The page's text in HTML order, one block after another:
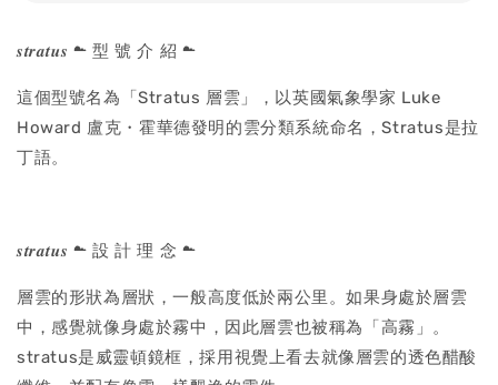
𝒔𝒕𝒓𝒂𝒕𝒖𝒔 ☁ 型 號 介 紹 ☁
這個型號名為「Stratus 層雲」，以英國氣象學家 Luke
Howard 盧克・霍華德發明的雲分類系統命名，Stratus是拉
丁語。
𝒔𝒕𝒓𝒂𝒕𝒖𝒔 ☁ 設 計 理 念 ☁
層雲的形狀為層狀，一般高度低於兩公里。如果身處於層雲
中，感覺就像身處於霧中，因此層雲也被稱為「高霧」。
stratus是威靈頓鏡框，採用視覺上看去就像層雲的透色醋酸